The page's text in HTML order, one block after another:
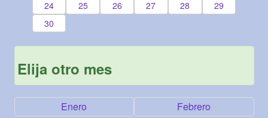
24
25 26 27 28
29
30
Elija otro mes
Enero Febrero